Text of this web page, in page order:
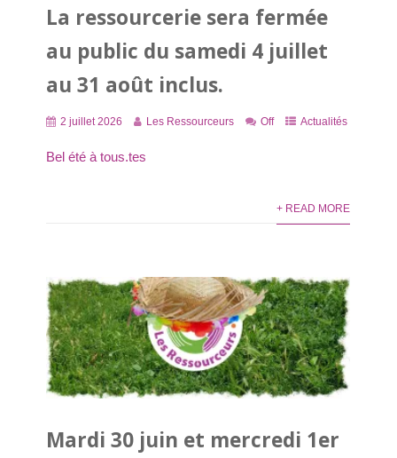
La ressourcerie sera fermée
au public du samedi 4 juillet
au 31 août inclus.
2 juillet 2026 Les Ressourceurs Off Actualités
Bel été à tous.tes
+ READ MORE
Mardi 30 juin et mercredi 1er